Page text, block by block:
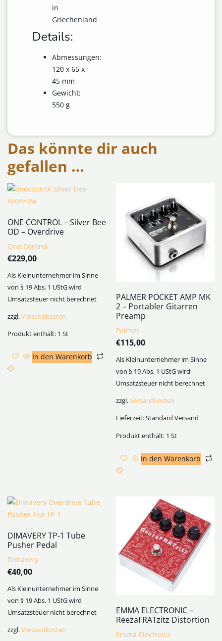
in
Griechenland
Details:
Abmessungen:
120 x 65 x
45 mm
Gewicht:
550 g
Das könnte dir auch
gefallen …
ONE CONTROL – Silver Bee
OD – Overdrive
One Control
€229,00
Als Kleinunternehmer im Sinne
von § 19 Abs. 1 UStG wird
Umsatzsteuer nicht berechnet
zzgl.Versandkosten
Produkt enthält: 1 St
In den Warenkorb
PALMER POCKET AMP MK
2 – Portabler Gitarren
Preamp
Palmer
€115,00
Als Kleinunternehmer im Sinne
von § 19 Abs. 1 UStG wird
Umsatzsteuer nicht berechnet
zzgl.Versandkosten
Lieferzeit:Standard Versand
Produkt enthält: 1 St
In den Warenkorb
DIMAVERY TP-1 Tube
Pusher Pedal
Dimavery
€40,00
Als Kleinunternehmer im Sinne
von § 19 Abs. 1 UStG wird
Umsatzsteuer nicht berechnet
zzgl.Versandkosten
EMMA ELECTRONIC –
ReezaFRATzitz Distortion
Emma Electronic